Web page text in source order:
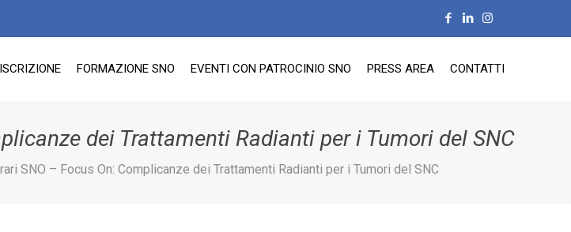
ISCRIZIONE FORMAZIONE SNO EVENTI CON PATROCINIO SNO PRESS AREA CONTATTI
dei Trattamenti Radianti per i Tumori del SNC
SNO – Focus On: Complicanze dei Trattamenti Radianti per i Tumori del SNC